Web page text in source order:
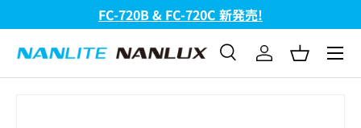
コンテンツへスキップ
FC-720B & FC-720C 新発売!
検索
検索 ログインバスケッ
メニ